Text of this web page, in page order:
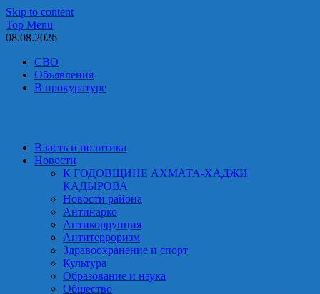
Skip to content
Top Menu
08.08.2026
СВО
Объявления
В прокуратуре
Власть и политика
Новости
К ГОДОВЩИНЕ АХМАТА-ХАДЖИ
КАДЫРОВА
Новости района
Антинарко
Антикоррупция
Антитерроризм
Здравоохранение и спорт
Культура
Образование и наука
Общество